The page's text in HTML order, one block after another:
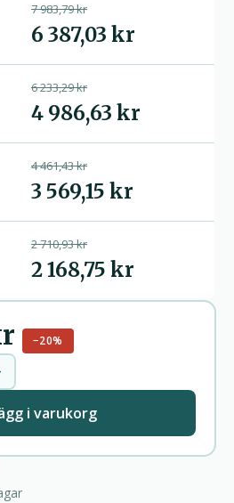
7 983,79 kr
6 387,03 kr
6 233,29 kr
4 986,63 kr
4 461,43 kr
3 569,15 kr
2 710,93 kr
2 168,75 kr
−20%
i varukorg